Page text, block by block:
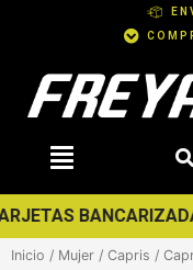
BANCARIZADAS
Inicio / Mujer / Capris /